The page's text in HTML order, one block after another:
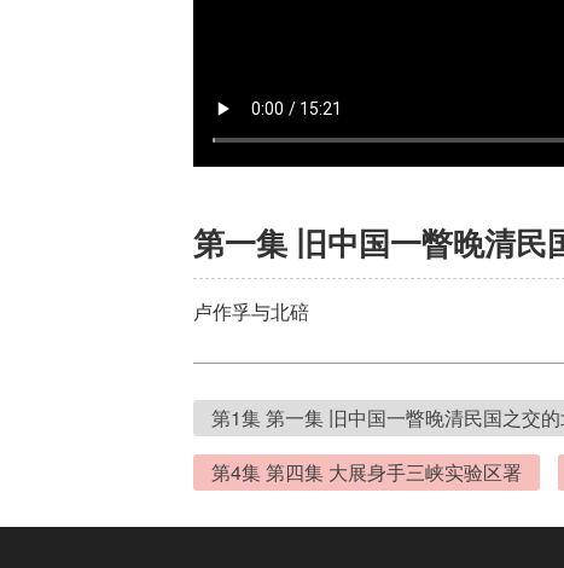
第一集 旧中国一瞥晚清民
卢作孚与北碚
第1集 第一集 旧中国一瞥晚清民国之交
第4集 第四集 大展身手三峡实验区署